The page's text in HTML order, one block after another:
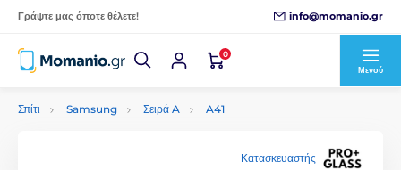
Γράψτε μας όποτε θέλετε! info@momanio.gr
0
Μενού
Σπίτι Samsung Σειρά A A41
Κατασκευαστής